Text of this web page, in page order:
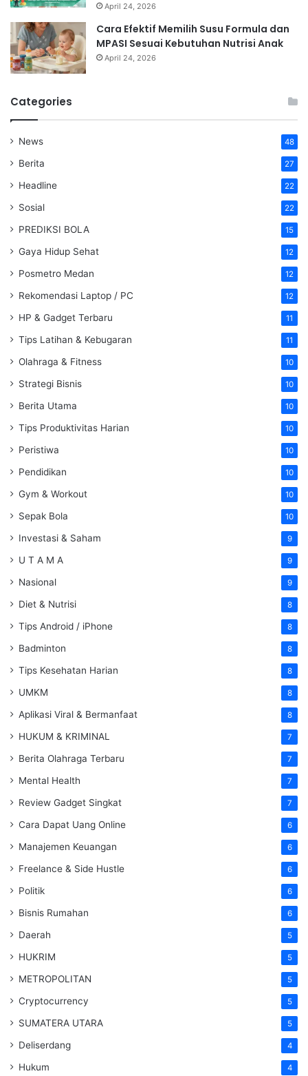
April 24, 2026
Cara Efektif Memilih Susu Formula dan
MPASI Sesuai Kebutuhan Nutrisi Anak
April 24, 2026
Categories
News 48
Berita 27
Headline 22
Sosial 22
PREDIKSI BOLA 15
Gaya Hidup Sehat 12
Posmetro Medan 12
Rekomendasi Laptop / PC 12
HP & Gadget Terbaru 11
Tips Latihan & Kebugaran 11
Olahraga & Fitness 10
Strategi Bisnis 10
Berita Utama 10
Tips Produktivitas Harian 10
Peristiwa 10
Pendidikan 10
Gym & Workout 10
Sepak Bola 10
Investasi & Saham 9
U T A M A 9
Nasional 9
Diet & Nutrisi 8
Tips Android / iPhone 8
Badminton 8
Tips Kesehatan Harian 8
UMKM 8
Aplikasi Viral & Bermanfaat 8
HUKUM & KRIMINAL 7
Berita Olahraga Terbaru 7
Mental Health 7
Review Gadget Singkat 7
Cara Dapat Uang Online 6
Manajemen Keuangan 6
Freelance & Side Hustle 6
Politik 6
Bisnis Rumahan 6
Daerah 5
HUKRIM 5
METROPOLITAN 5
Cryptocurrency 5
SUMATERA UTARA 5
Deliserdang 4
Hukum 4